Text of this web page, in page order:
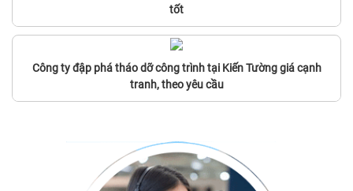
tốt
Công ty đập phá tháo dỡ công trình tại Kiến Tường giá cạnh
tranh, theo yêu cầu